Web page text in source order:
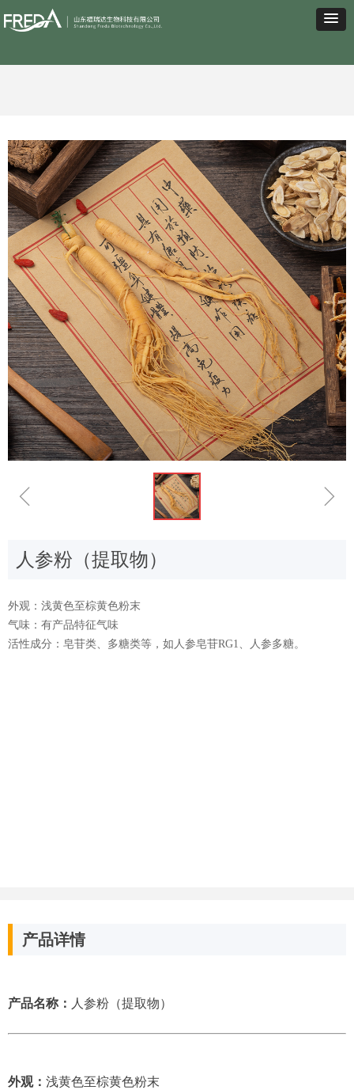
ꁆ ꁇ
外观：浅黄色至棕黄色粉末
气味：有产品特征气味
活性成分：皂苷类、多糖类等，如人参皂苷RG1、人参多糖。
人参粉（提取物）
产品详情
产品名称： 人参粉（提取物）
外观： 浅黄色至棕黄色粉末